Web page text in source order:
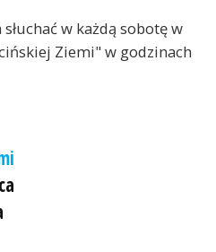
w każdą sobotę w
Ziemi" w godzinach